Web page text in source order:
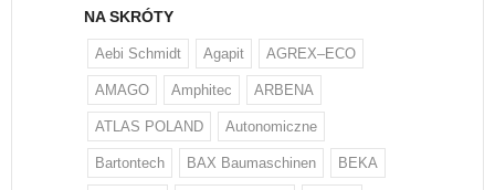
NA SKRÓTY
Aebi Schmidt Agapit AGREX–ECO
AMAGO Amphitec ARBENA
ATLAS POLAND Autonomiczne
Bartontech BAX Baumaschinen BEKA